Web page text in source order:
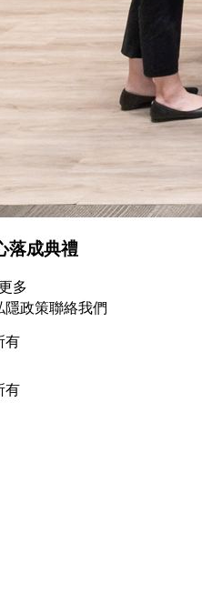
落成典禮
多
隱政策聯絡我們
有
有